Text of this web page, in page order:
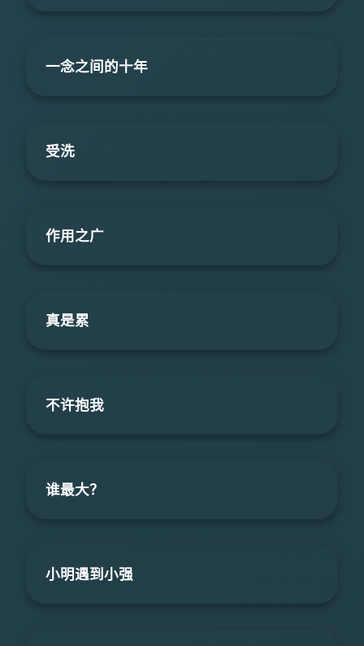
一念之间的十年
受洗
作用之广
真是累
不许抱我
谁最大？
小明遇到小强